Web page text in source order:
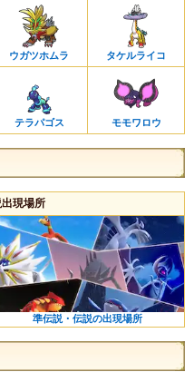
ウガツホムラ タケルライコ
テラパゴス モモワロウ
現場所
準伝説・伝説の出現場所